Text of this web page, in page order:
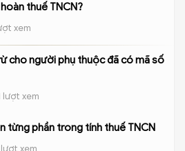
thuế TNCN?
xem
cho người phụ thuộc đã có mã số
xem
từng phần trong tính thuế TNCN
xem